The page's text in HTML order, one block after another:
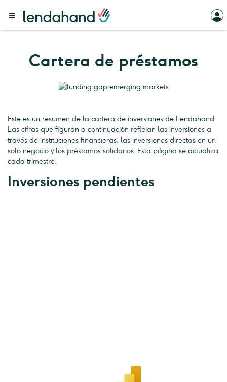
Cartera de préstamos
Este es un resumen de la cartera de inversiones de Lendahand.
Las cifras que figuran a continuación reflejan las inversiones a
través de instituciones financieras, las inversiones directas en un
solo negocio y los préstamos solidarios. Esta página se actualiza
cada trimestre.
Inversiones pendientes